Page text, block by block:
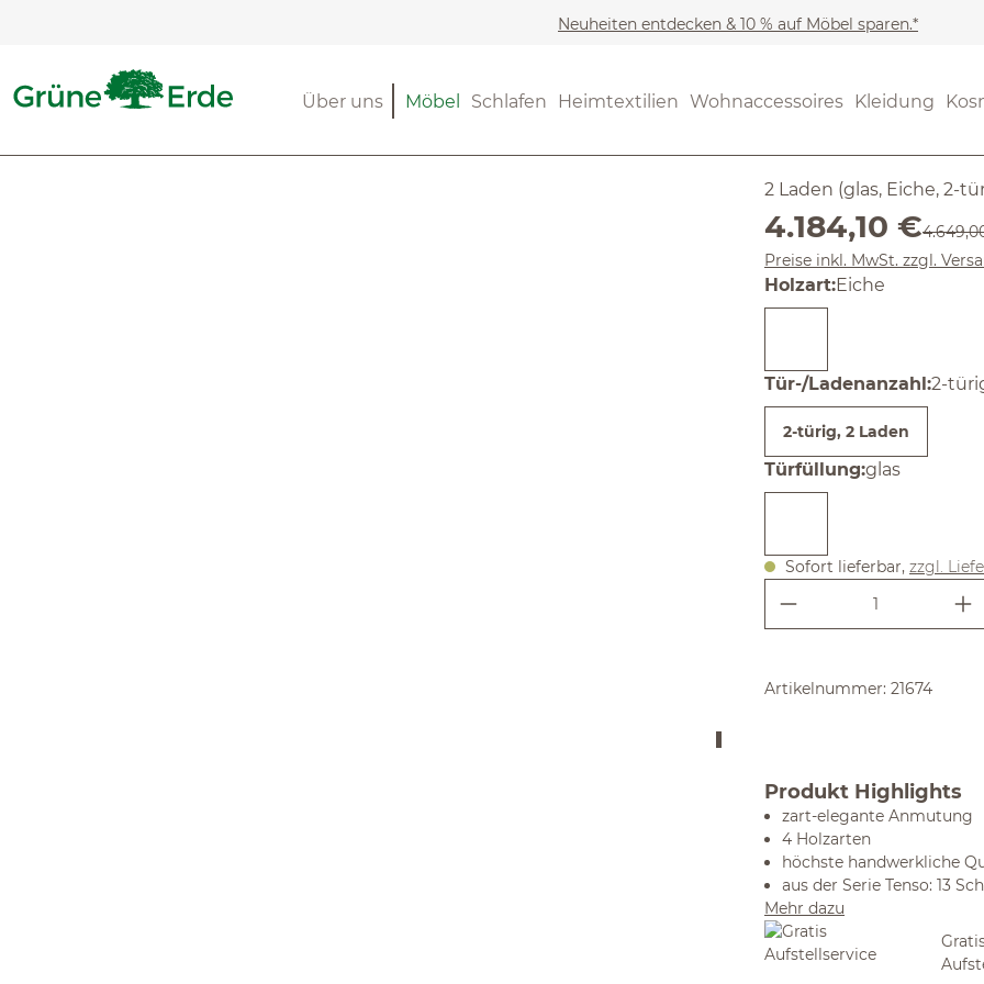
Neuheiten entdecken & 10 % auf Möbel sparen.*
Möbel Schlafen Heimtextilien Wohnaccessoires Kleidung
Über uns (4.3) 10
2 Laden (glas, Eiche, 2-
Verkaufspreis:
4.184,10 €
Preise inkl. MwSt. zzgl.
Holzartauswählen
:Eiche
Tür-/Ladenanzahl:2-
2-türig, 2 Laden
Türfüllungauswählen
:glas
Sofort lieferbar, zzgl.
Produkt
Artikelnummer: 21674
Produkt Highlights
zart-elegante Anmutung
4 Holzarten
höchste handwerkliche
aus der Serie Tenso: 13
Mehr dazu